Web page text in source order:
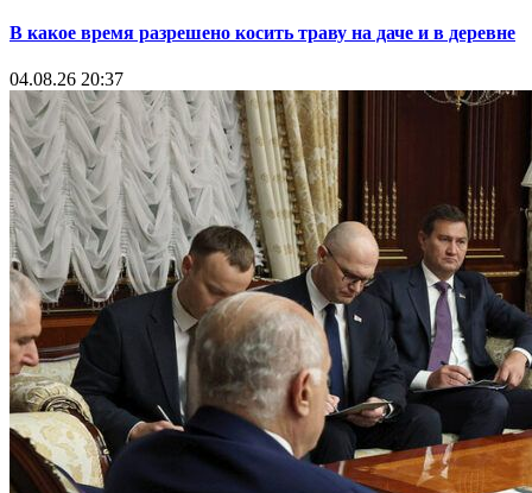
В какое время разрешено косить траву на даче и в деревне
04.08.26 20:37